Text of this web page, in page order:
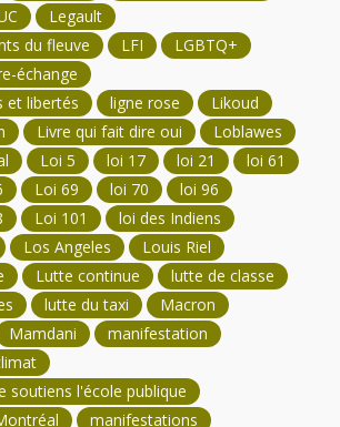
Legault
du fleuve
LFI
LGBTQ+
échange
et libertés
ligne rose
Likoud
Livre qui fait dire oui
Loblawes
Loi 5 loi 17 loi 21
loi 61
Loi 69 loi 70
loi 96
Loi 101
loi des Indiens
Los Angeles
Louis Riel
Lutte continue
lutte de classe
lutte du taxi
Macron
Mamdani
manifestation
soutiens l'école publique
manifestations